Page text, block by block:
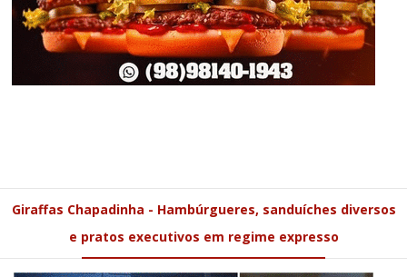
Giraffas Chapadinha - Hambúrgueres, sanduíches diversos
e pratos executivos em regime expresso